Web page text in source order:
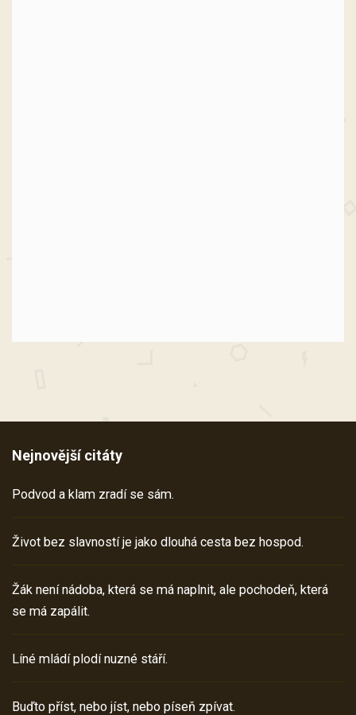
Nejnovější citáty
Podvod a klam zradí se sám.
Život bez slavností je jako dlouhá cesta bez hospod.
Žák není nádoba, která se má naplnit, ale pochodeň, která
se má zapálit.
Líné mládí plodí nuzné stáří.
Buďto příst, nebo jíst, nebo píseň zpívat.